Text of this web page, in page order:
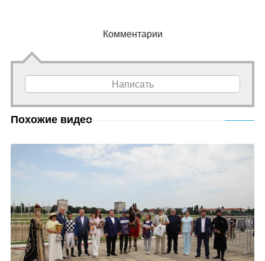
Комментарии
Написать
Похожие видео